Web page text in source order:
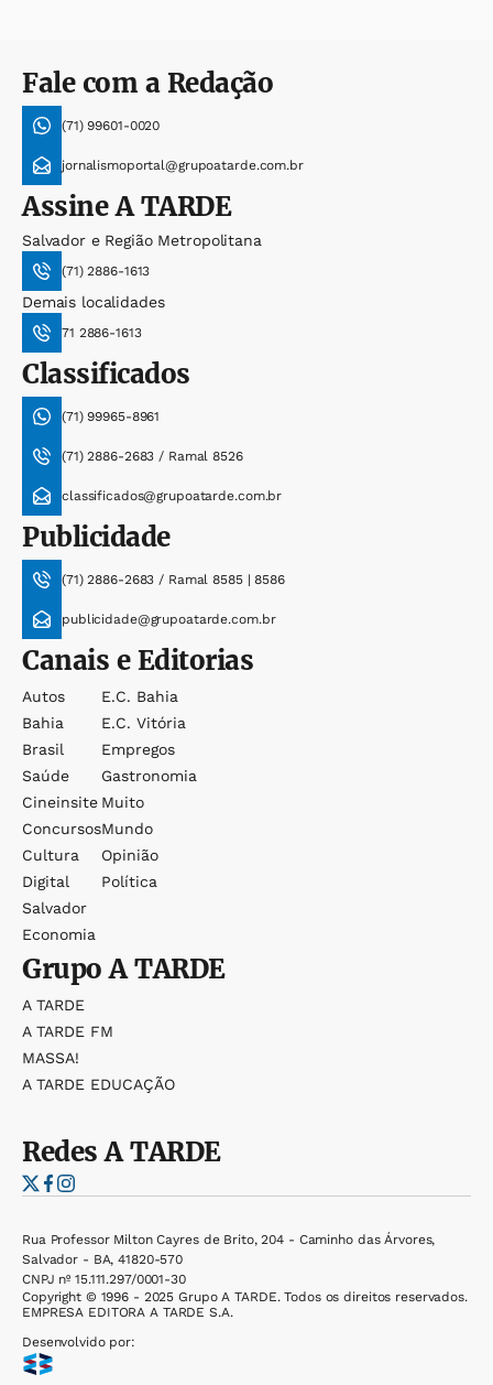
Fale com a Redação
(71) 99601-0020
jornalismoportal@grupoatarde.com.br
AssineA TARDE
Salvador e Região Metropolitana
(71) 2886-1613
Demais localidades
71 2886-1613
Classificados
(71) 99965-8961
(71) 2886-2683 / Ramal 8526
classificados@grupoatarde.com.br
Publicidade
(71) 2886-2683 / Ramal 8585 | 8586
publicidade@grupoatarde.com.br
Canais e Editorias
Autos
Bahia
Brasil
Saúde
Cineinsite
Concursos
Cultura
Digital
Salvador
Economia
E.c. Bahia
E.c. Vitória
Empregos
Gastronomia
Muito
Mundo
Opinião
Política
GrupoA TARDE
A TARDE
A TARDE FM
MASSA!
A TARDE EDUCAÇÃO
RedesA TARDE
Rua Professor Milton Cayres de Brito, 204 - Caminho das Árvores,
Salvador - BA, 41820-570
CNPJ nº 15.111.297/0001-30
Copyright © 1996 - 2025 Grupo A TARDE. Todos os direitos reservados.
EMPRESA EDITORA A TARDE S.A.
Desenvolvido por: